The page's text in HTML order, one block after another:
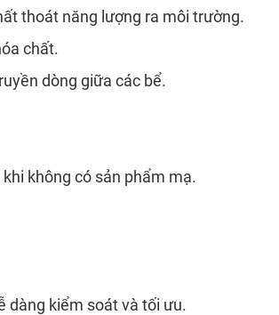
thoát năng lượng ra môi trường.
chất.
dòng giữa các bể.
không có sản phẩm mạ.
dàng kiểm soát và tối ưu.